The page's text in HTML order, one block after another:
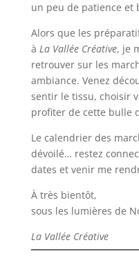
un peu de patience et
Alors que les
à La Vallée Créative, je
retrouver sur les
ambiance. Venez
sentir le tissu, choisir
profiter de cette bulle
Le calendrier des
dévoilé… restez
dates et venir me
À très bientôt,
sous les lumières de
La Vallée Créative